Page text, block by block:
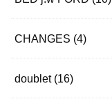
CHANGES (4)
doublet (16)